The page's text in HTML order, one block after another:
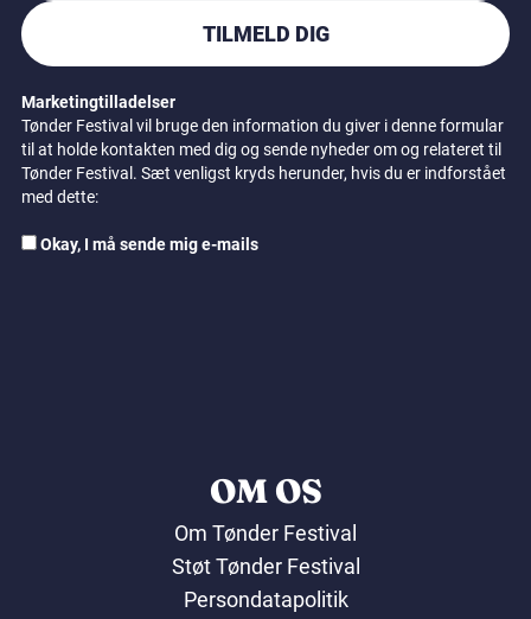
TILMELD DIG
Marketingtilladelser
Tønder Festival vil bruge den information du giver i denne formular
til at holde kontakten med dig og sende nyheder om og relateret til
Tønder Festival. Sæt venligst kryds herunder, hvis du er indforstået
med dette:
Okay, I må sende mig e-mails
OM OS
Om Tønder Festival
Støt Tønder Festival
Persondatapolitik